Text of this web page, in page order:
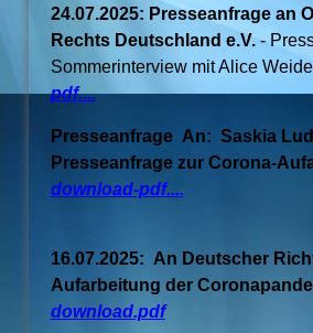
24.07.2025: Presseanfrage an
Rechts Deutschland e.V. -
Sommerinterview mit Alice Weidel
pdf....
Presseanfrage An: Saskia
Presseanfrage zur Corona-
download-pdf....
16.07.2025: An Deutscher
Aufarbeitung der
download.pdf